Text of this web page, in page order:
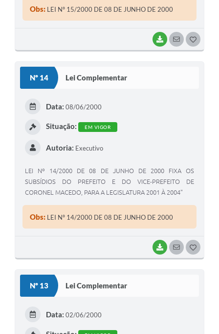
BAIXARSEGUIR
Obs: LEI Nº 15/2000 DE 08 DE JUNHO DE 2000
Nº 14 Lei Complementar
BAIXARSEGUIR
Data: 08/06/2000
Situação: EM VIGOR
Autoria: Executivo
LEI Nº 14/2000 DE 08 DE JUNHO DE 2000 FIXA OS
SUBSÍDIOS DO PREFEITO E DO VICE-PREFEITO DE
CORONEL MACEDO, PARA A LEGISLATURA 2001 À 2004"
Obs: LEI Nº 14/2000 DE 08 DE JUNHO DE 2000
Nº 13 Lei Complementar
Data: 02/06/2000